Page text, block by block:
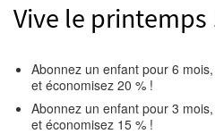
Vive le printemps
Abonnez un enfant pour 6
et économisez 20 % !
Abonnez un enfant pour 3
et économisez 15 % !